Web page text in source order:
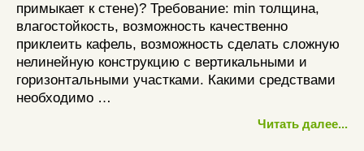
примыкает к стене)? Требование: min толщина,
влагостойкость, возможность качественно
приклеить кафель, возможность сделать сложную
нелинейную конструкцию с вертикальными и
горизонтальными участками. Какими средствами
необходимо …
Читать далее...